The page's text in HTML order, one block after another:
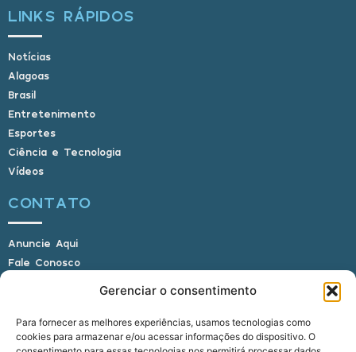
Gerenciar o consentimento
Para fornecer as melhores experiências, usamos tecnologias como
cookies para armazenar e/ou acessar informações do dispositivo. O
LINKS RÁPIDOS
Notícias
Alagoas
Brasil
Entretenimento
Esportes
Ciência e Tecnologia
Vídeos
CONTATO
Anuncie Aqui
Fale Conosco